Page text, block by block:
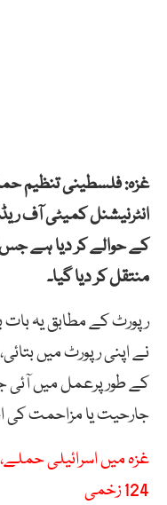
غزہ: فلسطینی تنظیم
انٹرنیشنل کمیٹی آف
کے حوالے کر دیا ہے
منتقل کر دیا گیا۔
رپورٹ کے مطابق یہ بات
نے اپنی رپورٹ میں
کے طورپرعمل میں آئی
جارحیت یا مزاحمت کی
124 زخمی